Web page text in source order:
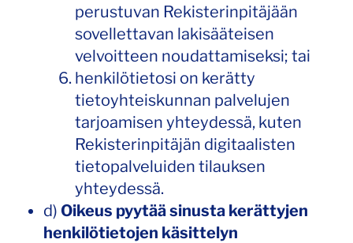
perustuvan Rekisterinpitäjään
sovellettavan lakisääteisen
velvoitteen noudattamiseksi; tai
henkilötietosi on kerätty
tietoyhteiskunnan palvelujen
tarjoamisen yhteydessä, kuten
Rekisterinpitäjän digitaalisten
tietopalveluiden tilauksen
yhteydessä.
d) Oikeus pyytää sinusta kerättyjen
henkilötietojen käsittelyn